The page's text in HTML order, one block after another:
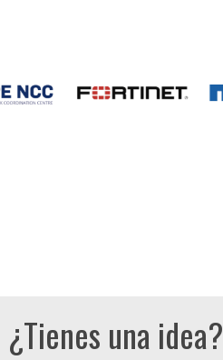
¿Tienes una idea?